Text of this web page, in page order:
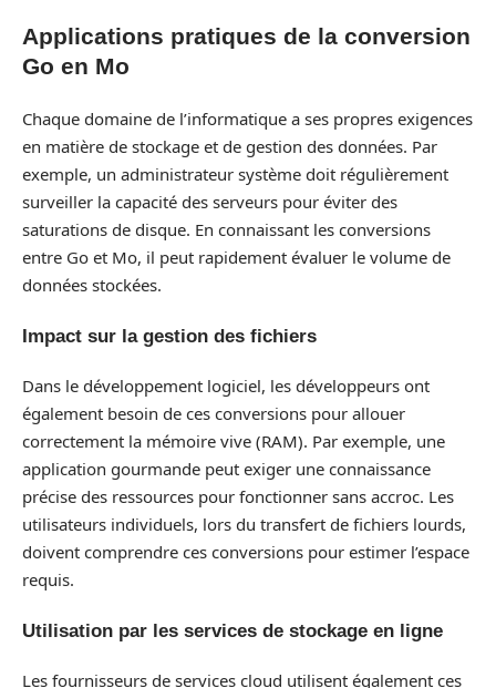
Applications pratiques de la conversion
Go en Mo
Chaque domaine de l’informatique a ses propres exigences
en matière de stockage et de gestion des données. Par
exemple, un administrateur système doit régulièrement
surveiller la capacité des serveurs pour éviter des
saturations de disque. En connaissant les conversions
entre Go et Mo, il peut rapidement évaluer le volume de
données stockées.
Impact sur la gestion des fichiers
Dans le développement logiciel, les développeurs ont
également besoin de ces conversions pour allouer
correctement la mémoire vive (RAM). Par exemple, une
application gourmande peut exiger une connaissance
précise des ressources pour fonctionner sans accroc. Les
utilisateurs individuels, lors du transfert de fichiers lourds,
doivent comprendre ces conversions pour estimer l’espace
requis.
Utilisation par les services de stockage en ligne
Les fournisseurs de services cloud utilisent également ces